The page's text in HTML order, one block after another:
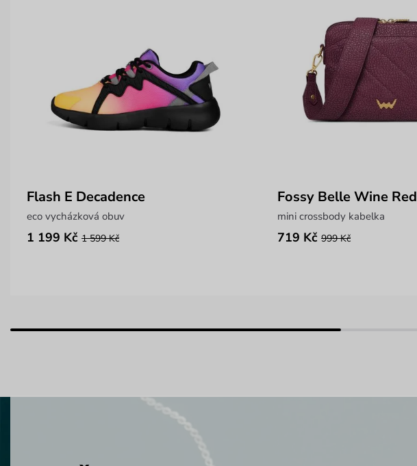
Flash E Decadence
eco vycházková obuv
1 199 Kč 1 599 Kč
Fossy Belle Wine Red
mini crossbody kabelka
719 Kč 999 Kč